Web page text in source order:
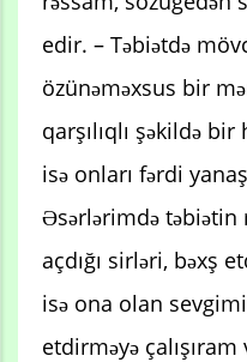
edir. – Təbiətdə
özünəməxsus bir
qarşılıqlı şəkildə
isə onları fərdi
Əsərlərimdə təbiətin
açdığı sirləri, bəxş
isə ona olan
etdirməyə